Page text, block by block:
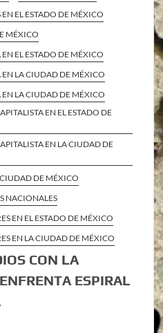
EL ESTADO DE MÉXICO
MÉXICO
EL ESTADO DE MÉXICO
LA CIUDAD DE MÉXICO
LA CIUDAD DE MÉXICO
EN EL ESTADO DE
EN LA CIUDAD DE
CIUDAD DE MÉXICO
NACIONALES
EN EL ESTADO DE MÉXICO
EN LA CIUDAD DE MÉXICO
CON LA
ESPIRAL